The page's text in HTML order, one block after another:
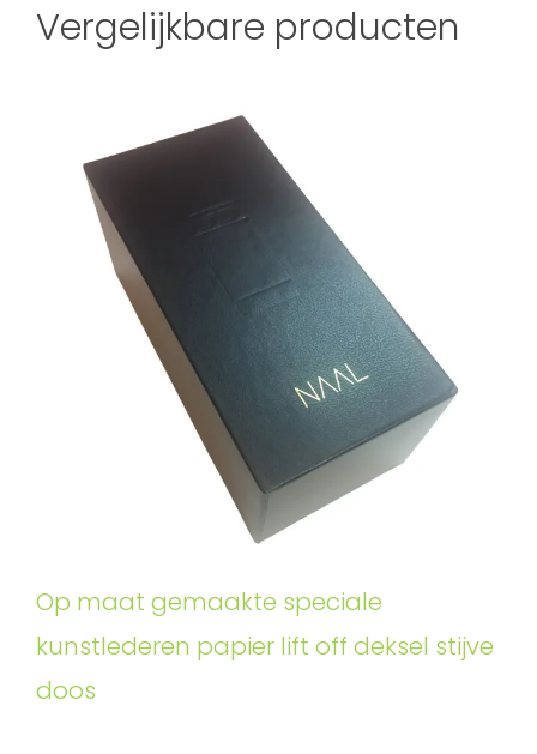
Vergelijkbare producten
Op maat gemaakte speciale
kunstlederen papier lift off deksel stijve
doos